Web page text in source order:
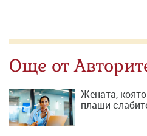
Още от
Жената,
плаши